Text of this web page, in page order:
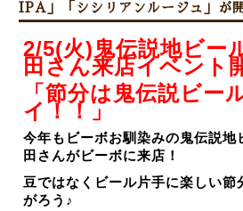
IPA」「シシリアンルージュ」が
2/5(火)鬼伝説地ビー
田さん来店イベント
「節分は鬼伝説ビー
イ！！ 」
今年もビーボお馴染みの鬼伝説地
田さんがビーボに来店！
豆ではなくビール片手に楽しい節
がろう♪